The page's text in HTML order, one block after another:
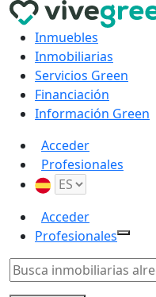
Inmuebles
Inmobiliarias
Servicios Green
Financiación
Información Green
Acceder
Profesionales
Acceder
Profesionales